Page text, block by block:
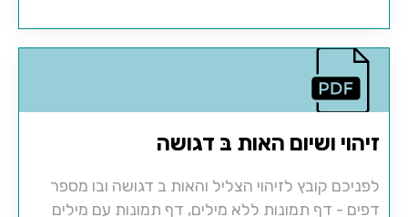
זיהוי ושיום האות בּ דגושה
לפניכם קובץ לזיהוי הצליל והאות ב דגושה ובו מספר
דפים - דף תמונות ללא מילים, דף תמונות עם מילים